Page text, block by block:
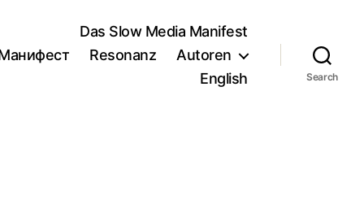
Das Slow Media Manifest
Resonanz
Autoren
English
Search